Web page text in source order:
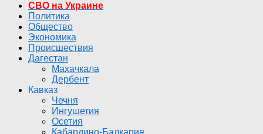
СВО на Украине
Политика
Общество
Экономика
Происшествия
Дагестан
Махачкала
Дербент
Кавказ
Чечня
Ингушетия
Осетия
Кабардино-Балкария